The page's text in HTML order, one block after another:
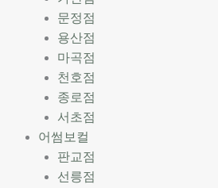
문정점
용산점
마곡점
천호점
종로점
서초점
어썸보컬
판교점
선릉점